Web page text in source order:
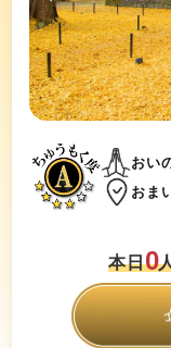
おい
おま
本日0